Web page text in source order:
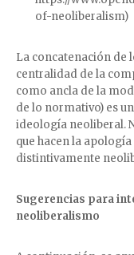
of-neoliberalism)
La concatenación de
centralidad de la
como ancla de la
de lo normativo) es
ideología neoliberal.
que hacen la
distintivamente
Sugerencias para
neoliberalismo